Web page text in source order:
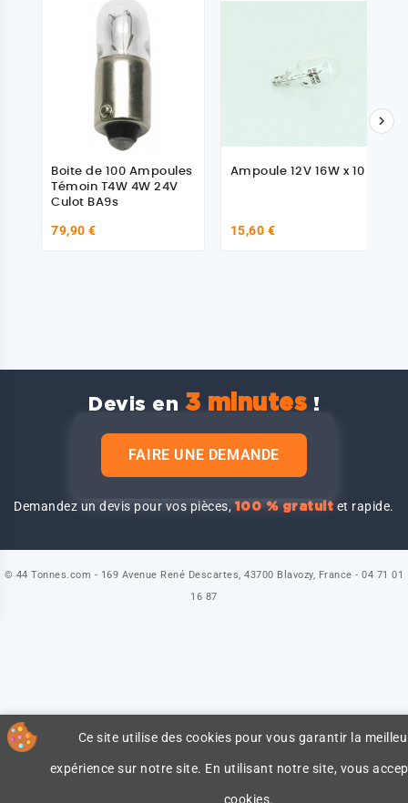
Boite de 100 Ampoules
Témoin T4W 4W 24V
Culot BA9s
79,90 €
Ampoule 12V 16W x 10
15,60 €

Devis en 3 minutes !
FAIRE UNE DEMANDE
Demandez un devis pour vos pièces,100 % gratuit et rapide.
Ce site utilise des cookies pour vous garantir la
expérience sur notre site. En utilisant notre site, vous
cookies.
© 44 Tonnes.com - 169 Avenue René Descartes, 43700 Blavozy, France - 04 71 01
16 87